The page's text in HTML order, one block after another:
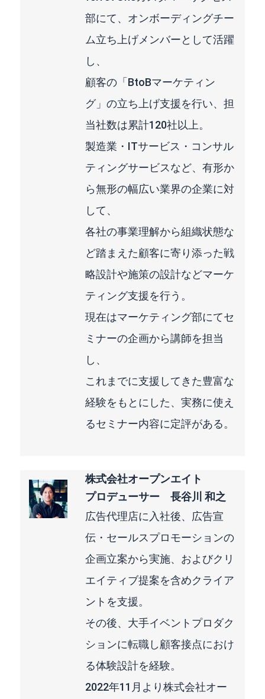
部にて、オンボーディングチー
ム立ち上げメンバーとして活躍
し、
顧客の「BtoBマーケティン
グ」の立ち上げ支援を行い、担
当社数は累計120社以上。
製造業・ITサービス・コンサル
ティングサービスなど、有形か
ら無形の幅広い業界の企業に対
して、
各社の事業理解から組織状態な
ど踏まえた顧客に寄り添った戦
略設計や施策の設計などマーケ
ティング支援を行う。
現在はマーケティング部にてセ
ミナーの企画から講師を担当
し、
これまでに支援してきた豊富な
経験をもとにした、実務に使え
るセミナー内容に定評がある。
株式会社オープンエイト
プロデューサー 長谷川 和之
広告代理店に入社後、広告宣
伝・セールスプロモーションの
企画立案から実施、およびクリ
エイティブ提案を含めクライア
ントを支援。
その後、大手イベントプロダク
ションに転職し顧客接点におけ
る体験設計を経験。
2022年11月より株式会社オー